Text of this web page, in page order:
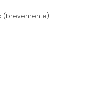
(brevemente)